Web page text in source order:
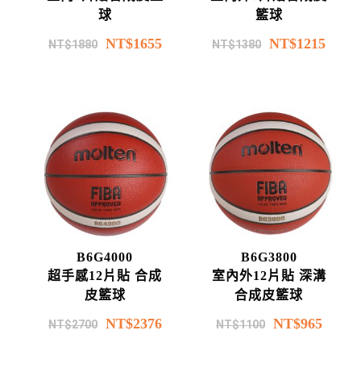
球
NT$1880 NT$1655
籃球
NT$1380 NT$1215
B6G4000
超手感12片貼 合成
皮籃球
NT$2700 NT$2376
B6G3800
室內外12片貼 深溝
合成皮籃球
NT$1100 NT$965